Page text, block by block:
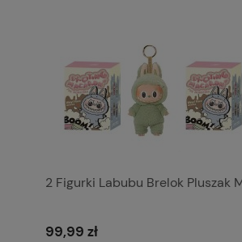
2 Figurki Labubu Brelok Pluszak
99,99 zł